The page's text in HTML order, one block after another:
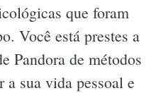
que foram
Você está prestes a
Pandora de métodos
a sua vida pessoal e